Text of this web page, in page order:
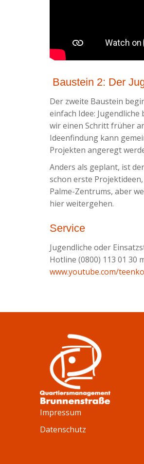
Baustein 2: Der
Der zweite Baustein
einfach Idee:
wir einen Schritt früher
Ideenfindung kann
Projekten angeregt
Anders als geplant, ist
schon erste
Palme-Zentrums, aber
hier weitergehen.
Service
Jugendliche oder
Hotline (0800) 113 01 30
www.youtube.com/
Impressum
Datenschutz